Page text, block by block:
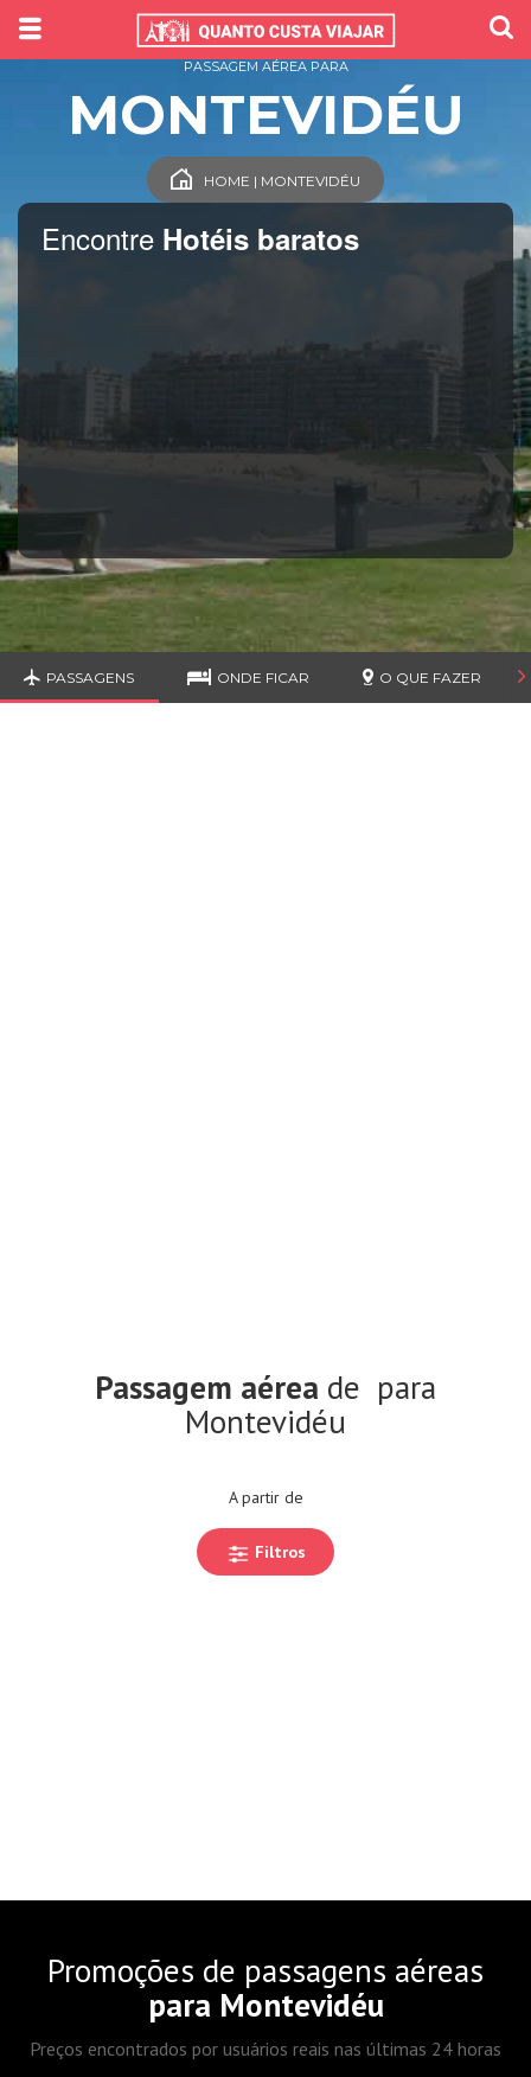
Encontre Hotéis baratos
PASSAGEM AÉREA PARA
MONTEVIDÉU
HOME | MONTEVIDÉU
PASSAGENS ONDE FICAR O QUE FAZER
Passagem aérea de para
Montevidéu
A partir de
Filtros
Promoções de passagens aéreas
para Montevidéu
Preços encontrados por usuários reais nas últimas 24 horas